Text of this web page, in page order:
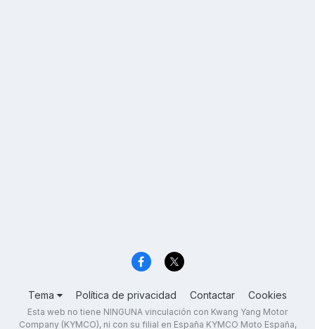
Tema Política de privacidad Contactar Cookies
Esta web no tiene NINGUNA vinculación con Kwang Yang Motor
Company (KYMCO), ni con su filial en España KYMCO Moto España,